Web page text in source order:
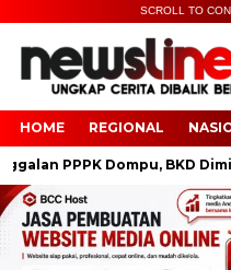
SCROLL TO
HOME REGIONAL
PPPK Dompu, BKD Diminta